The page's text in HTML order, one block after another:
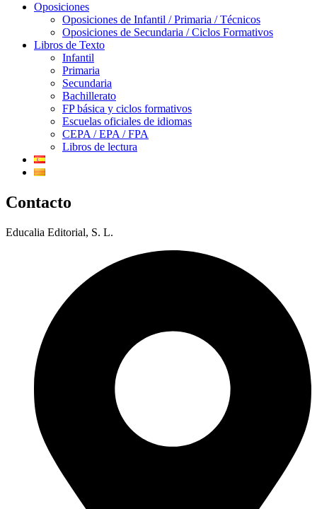
Oposiciones
Oposiciones de Infantil / Primaria / Técnicos
Oposiciones de Secundaria / Ciclos Formativos
Libros de Texto
Infantil
Primaria
Secundaria
Bachillerato
FP básica y ciclos formativos
Escuelas oficiales de idiomas
CEPA / EPA / FPA
Libros de lectura
Contacto
Educalia Editorial, S. L.